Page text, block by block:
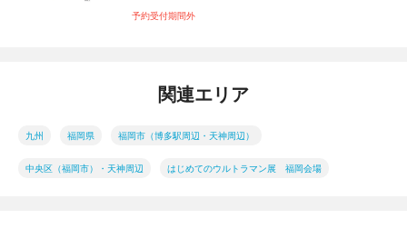
予約受付期間外
関連エリア
九州 福岡県 福岡市（博多駅周辺・天神周辺）
中央区（福岡市）・天神周辺 はじめてのウルトラマン展 福岡会場